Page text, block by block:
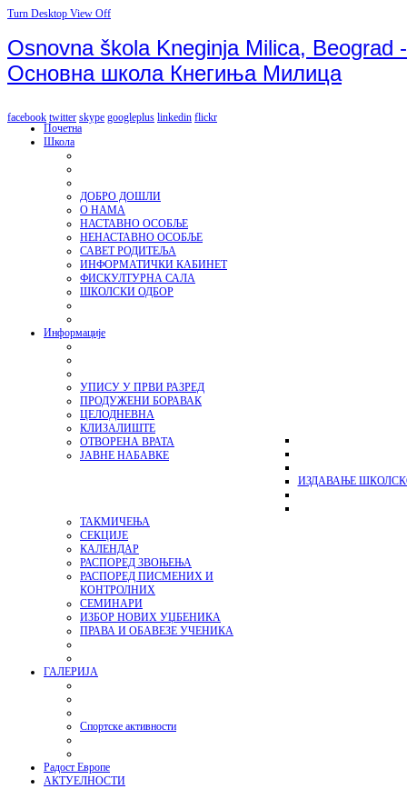
Turn Desktop View Off
Osnovna škola Kneginja Milica, Beograd -
Основна школа Кнегиња Милица
facebook twitter skype googleplus linkedin flickr
Почетна
Школа
ДОБРО ДОШЛИ
О НАМА
НАСТАВНО ОСОБЉЕ
НЕНАСТАВНО ОСОБЉЕ
САВЕТ РОДИТЕЉА
ИНФОРМАТИЧКИ КАБИНЕТ
ФИСКУЛТУРНА САЛА
ШКОЛСКИ ОДБОР
Информације
УПИСУ У ПРВИ РАЗРЕД
ПРОДУЖЕНИ БОРАВАК
ЦЕЛОДНЕВНА
КЛИЗАЛИШТЕ
ОТВОРЕНА ВРАТА
ЈАВНЕ НАБАВКЕ
ИЗДАВАЊЕ
ТАКМИЧЕЊА
СЕКЦИЈЕ
КАЛЕНДАР
РАСПОРЕД ЗВОЊЕЊА
РАСПОРЕД ПИСМЕНИХ И
КОНТРОЛНИХ
СЕМИНАРИ
ИЗБОР НОВИХ УЏБЕНИКА
ПРАВА И ОБАВЕЗЕ УЧЕНИКА
ГАЛЕРИЈА
Спортске активности
Радост Европе
АКТУЕЛНОСТИ